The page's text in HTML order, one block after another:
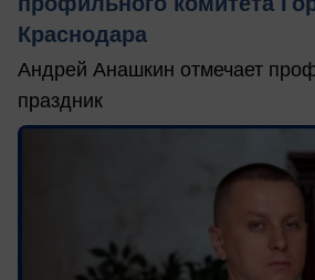
Краснодара
Андрей Анашкин отмечает
праздник